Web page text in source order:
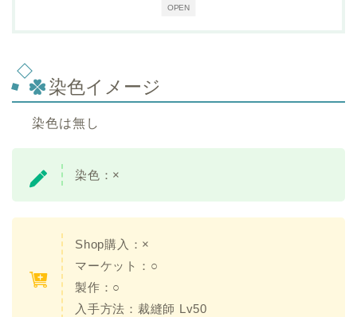
OPEN
染色イメージ
染色は無し
染色： ×
Shop購入：×
マーケット：○
製作：○
入手方法： 裁縫師 Lv50